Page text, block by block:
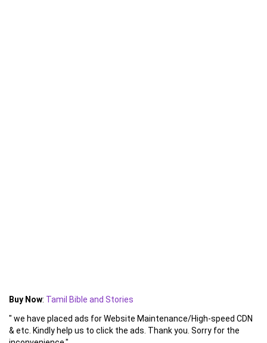
Buy Now: Tamil Bible and Stories
" we have placed ads for Website Maintenance/High-speed CDN
& etc. Kindly help us to click the ads. Thank you. Sorry for the